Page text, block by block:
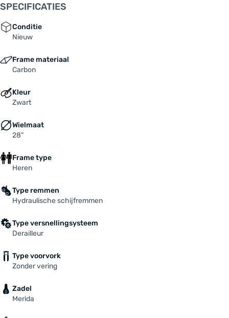
SPECIFICATIES
Conditie
Nieuw
Frame materiaal
Carbon
Kleur
Zwart
Wielmaat
28"
Frame type
Heren
Type remmen
Hydraulische schijfremmen
Type versnellingsysteem
Derailleur
Type voorvork
Zonder vering
Zadel
Merida